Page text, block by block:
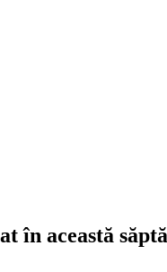
în această